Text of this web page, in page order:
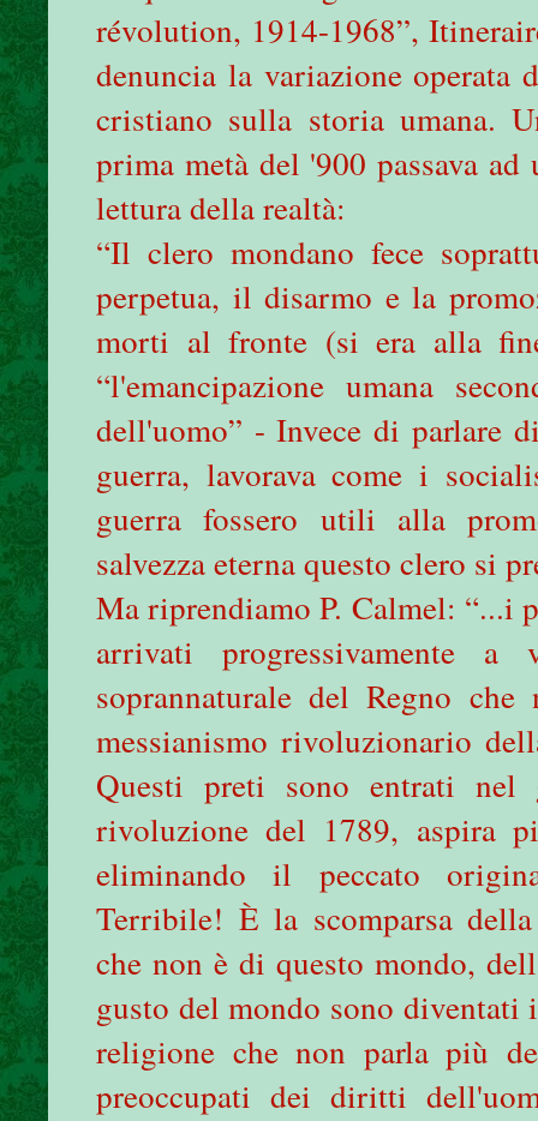
révolution, 1914-1968”,
denuncia la variazione operata
cristiano sulla storia umana.
prima metà del '900 passava
lettura della realtà:
“Il clero mondano fece
perpetua, il disarmo e la
morti al fronte (si era alla
“l'emancipazione umana
dell'uomo” - Invece di parlare
guerra, lavorava come i
guerra fossero utili alla
salvezza eterna questo clero si
Ma riprendiamo P. Calmel: “...i
arrivati progressivamente a
soprannaturale del Regno
messianismo rivoluzionario
Questi preti sono entrati
rivoluzione del 1789, aspira
eliminando il peccato
Terribile! È la scomparsa
che non è di questo mondo,
gusto del mondo sono
religione che non parla più
preoccupati dei diritti